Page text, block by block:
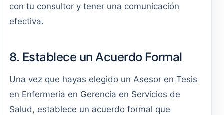
con tu consultor y tener una comunicación
efectiva.
8. Establece un Acuerdo Formal
Una vez que hayas elegido un Asesor en Tesis
en Enfermería en Gerencia en Servicios de
Salud, establece un acuerdo formal que